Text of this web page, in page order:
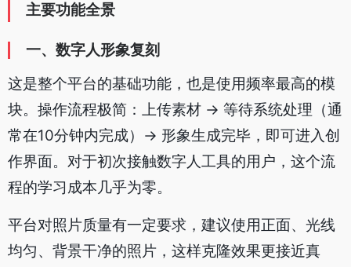
主要功能全景
一、数字人形象复刻
这是整个平台的基础功能，也是使用频率最高的模
块。操作流程极简：上传素材 → 等待系统处理（通
常在10分钟内完成）→ 形象生成完毕，即可进入创
作界面。对于初次接触数字人工具的用户，这个流
程的学习成本几乎为零。
平台对照片质量有一定要求，建议使用正面、光线
均匀、背景干净的照片，这样克隆效果更接近真